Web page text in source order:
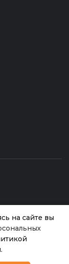
Сергей
данные.
на сайте вы
Нет в